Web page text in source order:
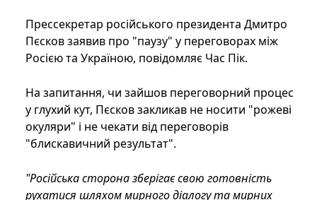
Прессекретар російського президента Дмитро
Пєсков заявив про "паузу" у переговорах між
Росією та Україною, повідомляє Час Пік.
На запитання, чи зайшов переговорний процес
у глухий кут, Пєсков закликав не носити "рожеві
окуляри" і не чекати від переговорів
"блискавичний результат".
"Російська сторона зберігає свою готовність
рухатися шляхом мирного діалогу та мирних